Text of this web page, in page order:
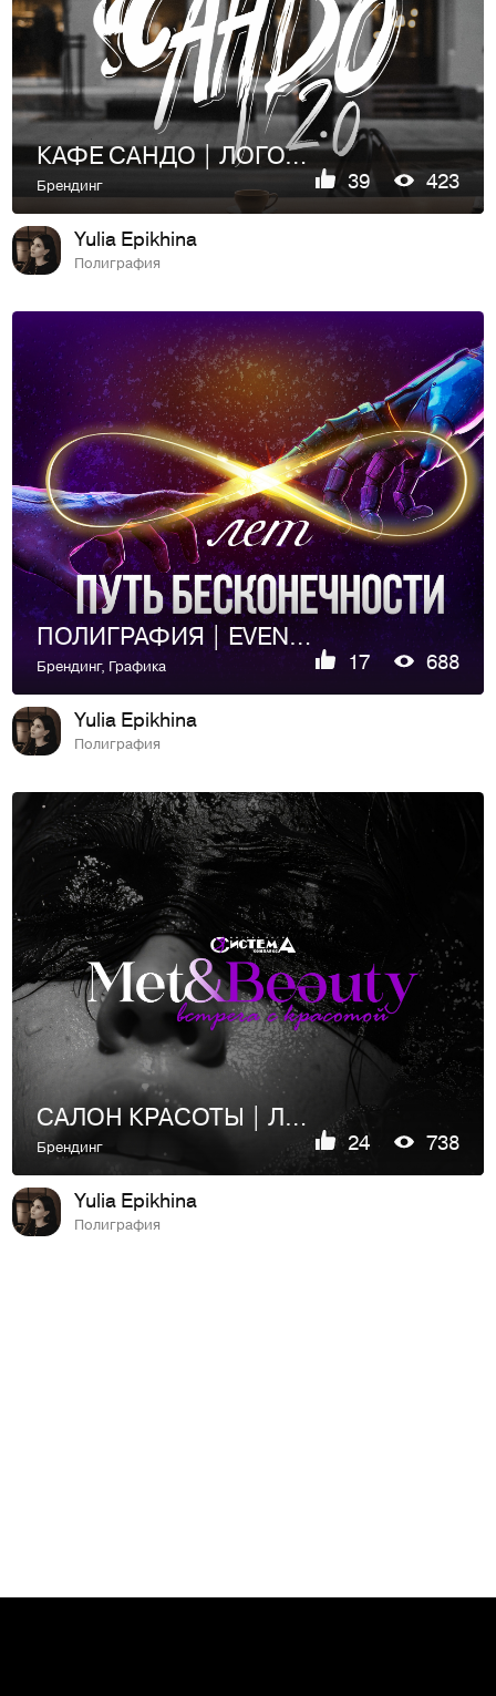
КАФЕ САНДО | ЛОГОТИП | IDENTITY
Брендинг 39 423
Yulia Epikhina
Полиграфия
ПОЛИГРАФИЯ | EVENT POLYGRAPHY | МЕРОПРИЯТИЯ
Брендинг, Графика 17 688
Yulia Epikhina
Полиграфия
САЛОН КРАСОТЫ | ЛОГОТИП | IDENTITY
Брендинг 24 738
Yulia Epikhina
Полиграфия